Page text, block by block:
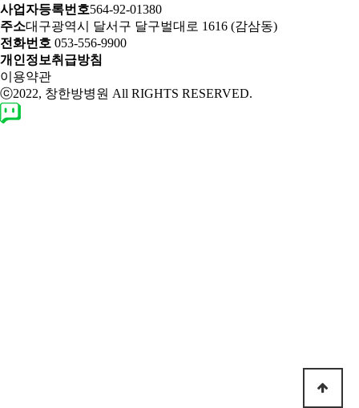
사업자등록번호564-92-01380
주소대구광역시 달서구 달구벌대로 1616 (감삼동)
전화번호 053-556-9900
개인정보취급방침
이용약관
ⓒ2022, 창한방병원 All RIGHTS RESERVED.